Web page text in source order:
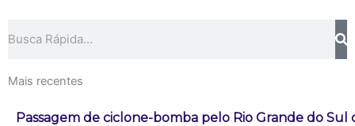
Mais recentes
Passagem de ciclone-bomba pelo Rio Grande do